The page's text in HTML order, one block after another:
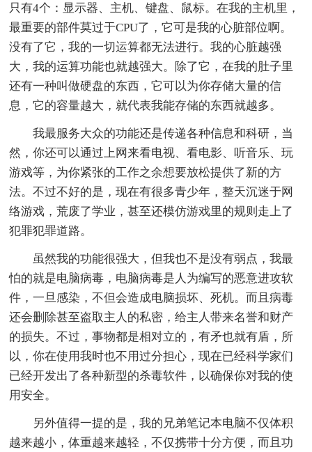
只有4个：显示器、主机、键盘、鼠标。在我的主机里，
最重要的部件莫过于CPU了，它可是我的心脏部位啊。
没有了它，我的一切运算都无法进行。我的心脏越强
大，我的运算功能也就越强大。除了它，在我的肚子里
还有一种叫做硬盘的东西，它可以为你存储大量的信
息，它的容量越大，就代表我能存储的东西就越多。
我最服务大众的功能还是传递各种信息和科研，当
然，你还可以通过上网来看电视、看电影、听音乐、玩
游戏等，为你紧张的工作之余想要放松提供了新的方
法。不过不好的是，现在有很多青少年，整天沉迷于网
络游戏，荒废了学业，甚至还模仿游戏里的规则走上了
犯罪犯罪道路。
虽然我的功能很强大，但我也不是没有弱点，我最
怕的就是电脑病毒，电脑病毒是人为编写的恶意进攻软
件，一旦感染，不但会造成电脑损坏、死机。而且病毒
还会删除甚至盗取主人的私密，给主人带来名誉和财产
的损失。不过，事物都是相对立的，有矛也就有盾，所
以，你在使用我时也不用过分担心，现在已经科学家们
已经开发出了各种新型的杀毒软件，以确保你对我的使
用安全。
另外值得一提的是，我的兄弟笔记本电脑不仅体积
越来越小，体重越来越轻，不仅携带十分方便，而且功